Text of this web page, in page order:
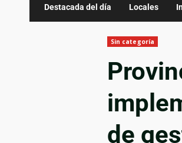
Destacada del día Locales
Sin categoría
de